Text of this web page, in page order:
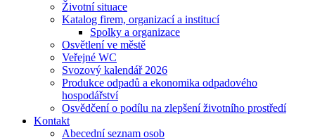
Životní situace
Katalog firem, organizací a institucí
Spolky a organizace
Osvětlení ve městě
Veřejné WC
Svozový kalendář 2026
Produkce odpadů a ekonomika odpadového
hospodářství
Osvědčení o podílu na zlepšení životního prostředí
Kontakt
Abecední seznam osob